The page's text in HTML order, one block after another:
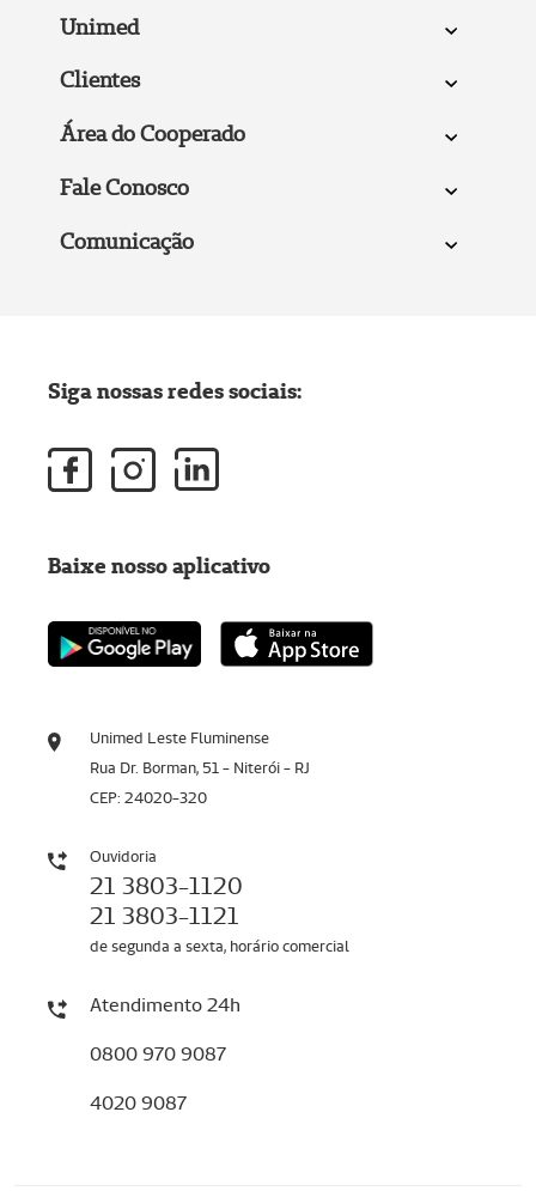
Unimed
Clientes
Área do Cooperado
Fale Conosco
Comunicação
Unimed Leste Fluminense
Rua Dr. Borman, 51 - Niterói - RJ
CEP: 24020-320
Ouvidoria
21 3803-1120
21 3803-1121
de segunda a sexta, horário comercial
Atendimento 24h
0800 970 9087
4020 9087
Siga nossas redes sociais:
Baixe nosso aplicativo